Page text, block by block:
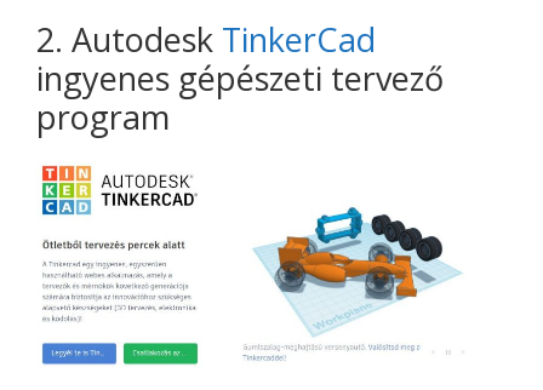
2. Autodesk TinkerCad
ingyenes gépészeti tervező
program